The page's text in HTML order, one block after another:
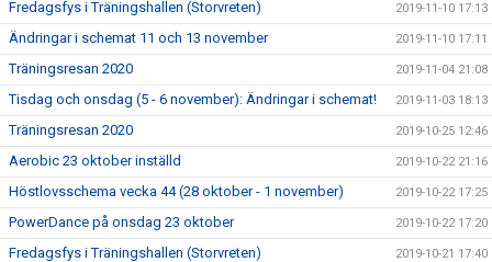
Fredagsfys i Träningshallen (Storvreten) 2019-11-10 17:13
Ändringar i schemat 11 och 13 november 2019-11-10 17:11
Träningsresan 2020 2019-11-04 21:08
Tisdag och onsdag (5 - 6 november): Ändringar i schemat! 2019-11-03 18:13
Träningsresan 2020 2019-10-25 12:46
Aerobic 23 oktober inställd 2019-10-22 21:16
Höstlovsschema vecka 44 (28 oktober - 1 november) 2019-10-22 17:25
PowerDance på onsdag 23 oktober 2019-10-22 17:20
Fredagsfys i Träningshallen (Storvreten) 2019-10-21 17:40